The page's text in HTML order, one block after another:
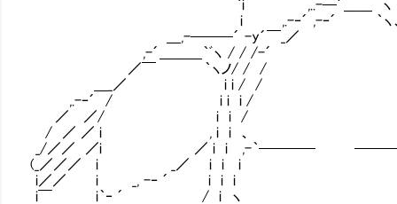
｀i ,..-─´＿＿ ヽ ,..-
i ,.-‐´ ,-‐´ ｀ヽ、´
＿,-───´ -y´￣_／ ヽ
,-´＿＿＿｀ﾞヽ / / /-´
／￣ ｀ヽノ/ / /
＿_／ i i / /
,.-‐´ / i i i /
／ ／/ i i /
/ ／ ／ i , i i 、
_/／／ ／i ／ i i ,-｀──── ───
(_／／／ i _／ i i i ヽ,
i／／ i _, -‐ ´ i i i
i￣ i｀‐ ´ / i ヽ